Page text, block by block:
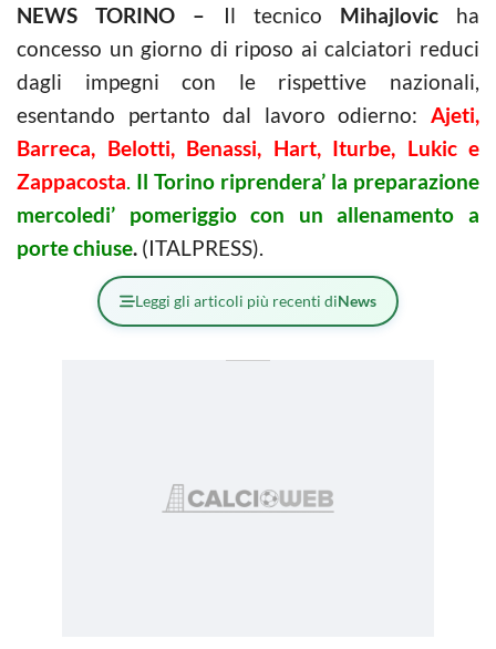
NEWS TORINO – Il tecnico Mihajlovicha
concesso un giorno di riposo ai calciatori reduci
dagli impegni con le rispettive nazionali,
esentando pertanto dal lavoro odierno: Ajeti,
Barreca, Belotti, Benassi, Hart, Iturbe, Lukic e
Zappacosta. Il Torino riprendera’ la preparazione
mercoledi’ pomeriggio con un allenamento a
porte chiuse. (ITALPRESS).
Leggi gli articoli più recenti diNews